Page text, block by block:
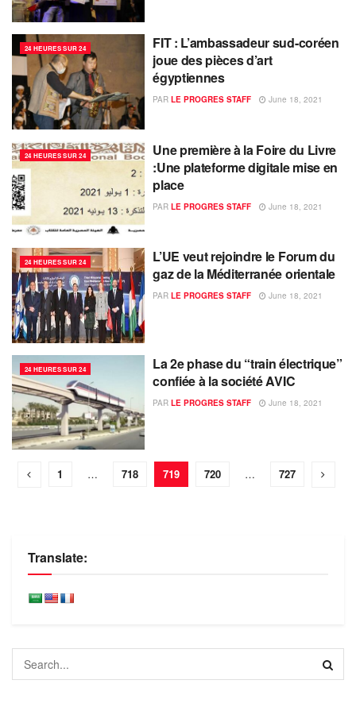
24 HEURES SUR 24
FIT : L’ambassadeur sud-coréen
joue des pièces d’art
égyptiennes
PAR LE PROGRES STAFF June 18, 2021
24 HEURES SUR 24
Une première à la Foire du Livre
:Une plateforme digitale mise en
place
PAR LE PROGRES STAFF June 18, 2021
24 HEURES SUR 24
L’UE veut rejoindre le Forum du
gaz de la Méditerranée orientale
PAR LE PROGRES STAFF June 18, 2021
24 HEURES SUR 24
La 2e phase du “train électrique”
confiée à la société AVIC
PAR LE PROGRES STAFF June 18, 2021
1 … 718 719 720 … 727
Translate: